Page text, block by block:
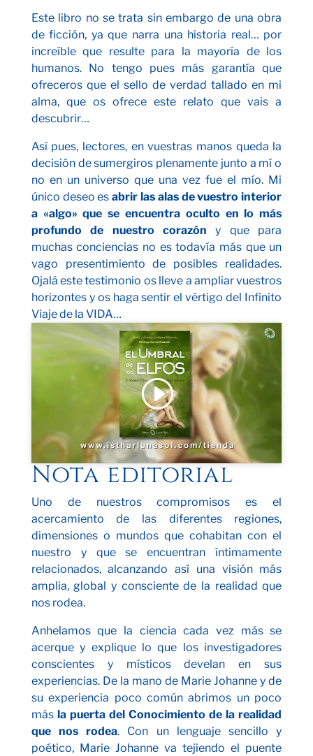
Este libro no se trata sin embargo de una obra
de ficción, ya que narra una historia real… por
increíble que resulte para la mayoría de los
humanos. No tengo pues más garantía que
ofreceros que el sello de verdad tallado en mi
alma, que os ofrece este relato que vais a
descubrir…
Así pues, lectores, en vuestras manos queda la
decisión de sumergiros plenamente junto a mí o
no en un universo que una vez fue el mío. Mi
único deseo esabrir las alas de vuestro interior
a «algo» que se encuentra oculto en lo más
profundo de nuestro corazón y que para
muchas conciencias no es todavía más que un
vago presentimiento de posibles realidades.
Ojalá este testimonio os lleve a ampliar vuestros
horizontes y os haga sentir el vértigo del Infinito
Viaje de la VIDA…
Haz clic para aceptar cookies de marketing
y permitir este contenido
Nota editorial
Uno de nuestros compromisos es el
acercamiento de las diferentes regiones,
dimensiones o mundos que cohabitan con el
nuestro y que se encuentran íntimamente
relacionados, alcanzando así una visión más
amplia, global y consciente de la realidad que
nos rodea.
Anhelamos que la ciencia cada vez más se
acerque y explique lo que los investigadores
conscientes y místicos develan en sus
experiencias. De la mano de Marie Johanne y de
su experiencia poco común abrimos un poco
másla puerta del Conocimiento de la realidad
que nos rodea. Con un lenguaje sencillo y
poético, Marie Johanne va tejiendo el puente